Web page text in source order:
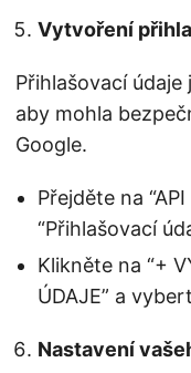
Vytvoření
Přihlašovací
aby mohla
Google.
Přejděte na
“Přihlašovací
Klikněte na “+
ÚDAJE” a
Nastavení